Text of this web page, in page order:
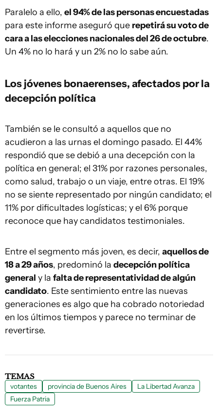
Paralelo a ello, el 94% de las personas encuestadas
para este informe aseguró que repetirá su voto de
cara a las elecciones nacionales del 26 de octubre.
Un 4% no lo hará y un 2% no lo sabe aún.
Los jóvenes bonaerenses, afectados por la
decepción política
También se le consultó a aquellos que no
acudieron a las urnas el domingo pasado. El 44%
respondió que se debió a una decepción con la
política en general; el 31% por razones personales,
como salud, trabajo o un viaje, entre otras. El 19%
no se siente representado por ningún candidato; el
11% por dificultades logísticas; y el 6% porque
reconoce que hay candidatos testimoniales.
Entre el segmento más joven, es decir, aquellos de
18 a 29 años, predominó la decepción política
general y la falta de representatividad de algún
candidato. Este sentimiento entre las nuevas
generaciones es algo que ha cobrado notoriedad
en los últimos tiempos y parece no terminar de
revertirse.
TEMAS
votantes provincia de Buenos Aires
La Libertad Avanza
Fuerza Patria